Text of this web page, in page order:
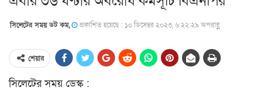
সিলেটের সময় ডট কম, প্রকাশিত হয়েছে : ১০ ডিসেম্বর ২০২৩, ৬:২২:২৯ অপরাহ্ণ
শেয়ার
সিলেটের সময় ডেস্ক :